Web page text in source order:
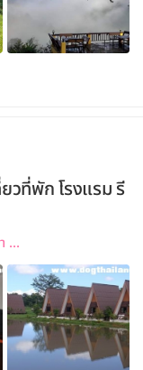
วที่พัก โรงแรม รี
...